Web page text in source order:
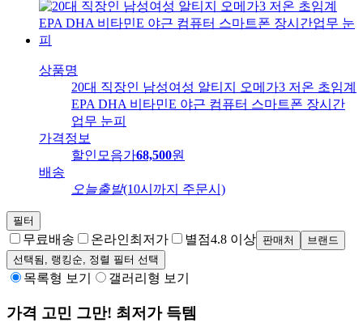
상품명
20대 직장인 남성여성 알티지 오메가3 저온 초임계
EPA DHA 비타민E 야근 컴퓨터 스마트폰 장시간
업무 눈피
가격정보
할인모음가68,500원
배송
오늘출발(10시까지 주문시)
필터
무료배송 온라인최저가 별점4.8 이상 판매처
브랜드
선택됨, 랭킹순, 정렬 필터 선택
목록형 보기 갤러리형 보기
가격 고민 그만! 최저가 득템